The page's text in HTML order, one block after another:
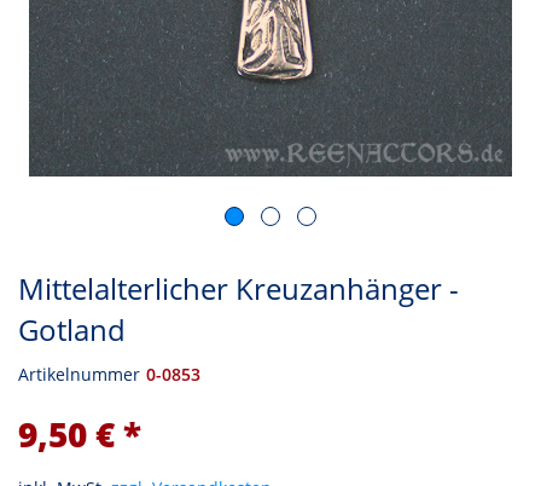
Mittelalterlicher Kreuzanhänger -
Gotland
Artikelnummer 0-0853
9,50 € *